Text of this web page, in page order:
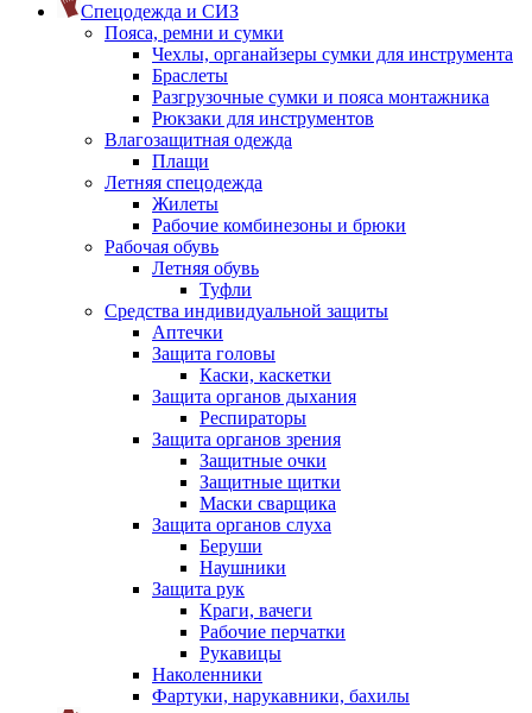
Спецодежда и СИЗ
Пояса, ремни и сумки
Чехлы, органайзеры сумки для инструмента
Браслеты
Разгрузочные сумки и пояса монтажника
Рюкзаки для инструментов
Влагозащитная одежда
Плащи
Летняя спецодежда
Жилеты
Рабочие комбинезоны и брюки
Рабочая обувь
Летняя обувь
Туфли
Средства индивидуальной защиты
Аптечки
Защита головы
Каски, каскетки
Защита органов дыхания
Респираторы
Защита органов зрения
Защитные очки
Защитные щитки
Маски сварщика
Защита органов слуха
Беруши
Наушники
Защита рук
Краги, вачеги
Рабочие перчатки
Рукавицы
Наколенники
Фартуки, нарукавники, бахилы